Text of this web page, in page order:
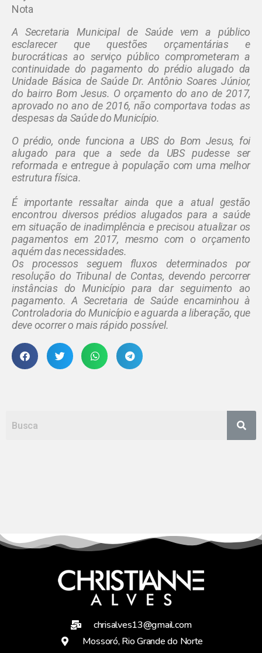
Nota
A Secretaria Municipal de Saúde vem a público
esclarecer que questões orçamentárias e
burocráticas ao serviço público comprometeram a
continuidade do pagamento do prédio alugado da
Unidade Básica de Saúde Dr. Antônio Soares Júnior,
do bairro Bom Jesus. O orçamento do ano de 2017,
aprovado no ano de 2016, não comportava todas as
despesas da Saúde do Município.
O prédio, onde funciona a UBS do Bom Jesus, foi
alugado para que a sede da UBS pudesse ser
reformada e entregue à população com uma melhor
estrutura física.
É importante ressaltar ainda que a atual gestão
encontrou diversos prédios alugados para a saúde
em situação de inadimplência e precisou atualizar os
pagamentos em 2017, mesmo com o orçamento
aquém das necessidades.
Os processos seguem fluxos determinados por
resolução do Tribunal de Contas, devendo percorrer
instâncias do Município para dar seguimento ao
pagamento. A Secretaria de Saúde encaminhou à
Controladoria do Município e aguarda a liberação, que
deve ocorrer o mais rápido possível.
chrisalves13@gmail.com
Mossoró, Rio Grande do Norte